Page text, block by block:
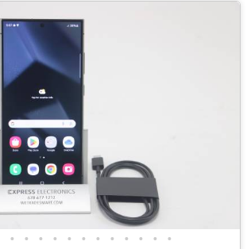
• • • • • • • • • • • •